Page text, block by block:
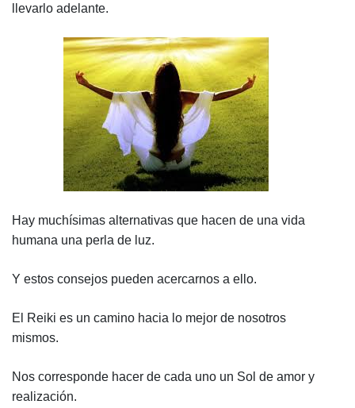
llevarlo adelante.
Hay muchísimas alternativas que hacen de una vida
humana una perla de luz.
Y estos consejos pueden acercarnos a ello.
El Reiki es un camino hacia lo mejor de nosotros
mismos.
Nos corresponde hacer de cada uno un Sol de amor y
realización.